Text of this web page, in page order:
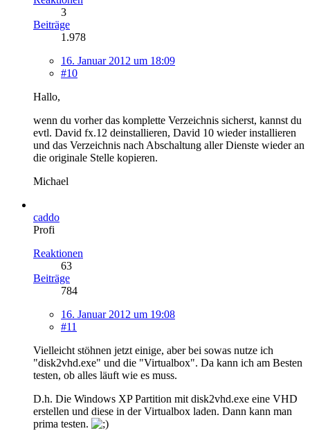
3
Beiträge
1.978
16. Januar 2012 um 18:09
#10
Hallo,
wenn du vorher das komplette Verzeichnis sicherst, kannst du
evtl. David fx.12 deinstallieren, David 10 wieder installieren
und das Verzeichnis nach Abschaltung aller Dienste wieder an
die originale Stelle kopieren.
Michael
caddo
Profi
Reaktionen
63
Beiträge
784
16. Januar 2012 um 19:08
#11
Vielleicht stöhnen jetzt einige, aber bei sowas nutze ich
"disk2vhd.exe" und die "Virtualbox". Da kann ich am Besten
testen, ob alles läuft wie es muss.
D.h. Die Windows XP Partition mit disk2vhd.exe eine VHD
erstellen und diese in der Virtualbox laden. Dann kann man
prima testen.